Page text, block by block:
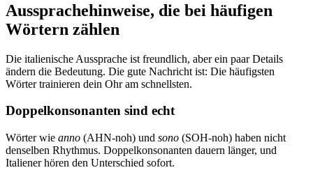
Aussprachehinweise, die bei häufigen
Wörtern zählen
Die italienische Aussprache ist freundlich, aber ein paar Details
ändern die Bedeutung. Die gute Nachricht ist: Die häufigsten
Wörter trainieren dein Ohr am schnellsten.
Doppelkonsonanten sind echt
Wörter wie anno (AHN-noh) und sono (SOH-noh) haben nicht
denselben Rhythmus. Doppelkonsonanten dauern länger, und
Italiener hören den Unterschied sofort.